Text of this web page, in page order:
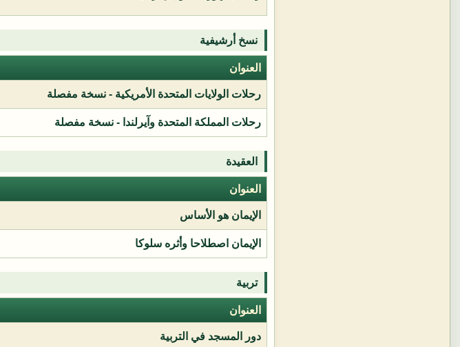
نسخ أرشيفية
العنوان
رحلات الولايات المتحدة الأمريكية - نسخة مفصلة
رحلات المملكة المتحدة وآيرلندا - نسخة مفصلة
العقيدة
العنوان
الإيمان هو الأساس
الإيمان اصطلاحا وأثره سلوكا
تربية
العنوان
دور المسجد في التربية